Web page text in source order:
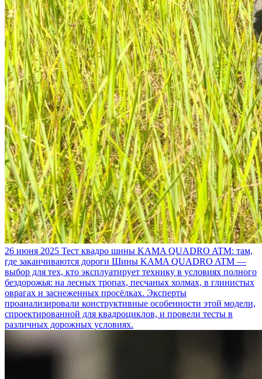
26 июня 2025 Тест квадро шины KAMA QUADRO ATM: там,
где заканчиваются дороги Шины KAMA QUADRO ATM —
выбор для тех, кто эксплуатирует технику в условиях полного
бездорожья: на лесных тропах, песчаных холмах, в глинистых
оврагах и заснеженных просёлках. Эксперты
проанализировали конструктивные особенности этой модели,
спроектированной для квадроциклов, и провели тесты в
различных дорожных условиях.